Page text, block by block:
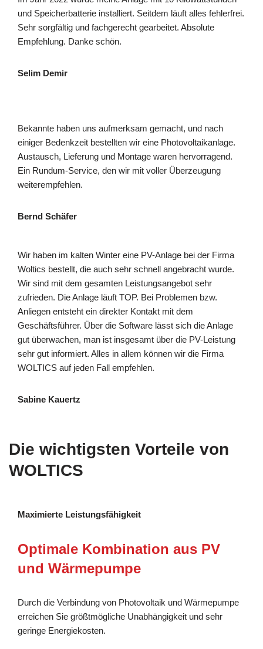
und Speicherbatterie installiert. Seitdem läuft alles fehlerfrei.
Sehr sorgfältig und fachgerecht gearbeitet. Absolute
Empfehlung. Danke schön.
Selim Demir
Bekannte haben uns aufmerksam gemacht, und nach
einiger Bedenkzeit bestellten wir eine Photovoltaikanlage.
Austausch, Lieferung und Montage waren hervorragend.
Ein Rundum-Service, den wir mit voller Überzeugung
weiterempfehlen.
Bernd Schäfer
Wir haben im kalten Winter eine PV-Anlage bei der Firma
Woltics bestellt, die auch sehr schnell angebracht wurde.
Wir sind mit dem gesamten Leistungsangebot sehr
zufrieden. Die Anlage läuft TOP. Bei Problemen bzw.
Anliegen entsteht ein direkter Kontakt mit dem
Geschäftsführer. Über die Software lässt sich die Anlage
gut überwachen, man ist insgesamt über die PV-Leistung
sehr gut informiert. Alles in allem können wir die Firma
WOLTICS auf jeden Fall empfehlen.
Sabine Kauertz
Die wichtigsten Vorteile von
WOLTICS
Maximierte Leistungsfähigkeit
Optimale Kombination aus PV
und Wärmepumpe
Durch die Verbindung von Photovoltaik und Wärmepumpe
erreichen Sie größtmögliche Unabhängigkeit und sehr
geringe Energiekosten.